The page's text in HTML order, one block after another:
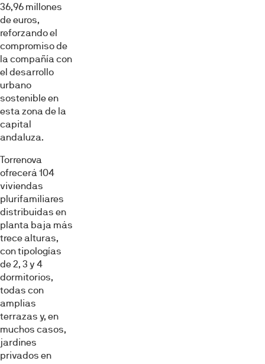
36,96 millones
de euros,
reforzando el
compromiso de
la compañía con
el desarrollo
urbano
sostenible en
esta zona de la
capital
andaluza.
Torrenova
ofrecerá 104
viviendas
plurifamiliares
distribuidas en
planta baja más
trece alturas,
con tipologías
de 2, 3 y 4
dormitorios,
todas con
amplias
terrazas y, en
muchos casos,
jardines
privados en